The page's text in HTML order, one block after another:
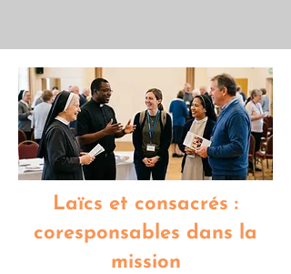
Laïcs et consacrés :
coresponsables dans la
mission